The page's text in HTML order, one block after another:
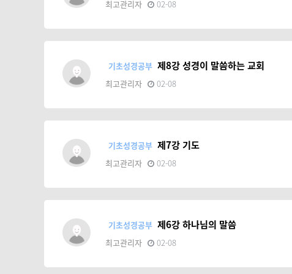
최고관리자 02-08
기초성경공부 제8강 성경이 말씀하는 교회
최고관리자 02-08
기초성경공부 제7강 기도
최고관리자 02-08
기초성경공부 제6강 하나님의 말씀
최고관리자 02-08